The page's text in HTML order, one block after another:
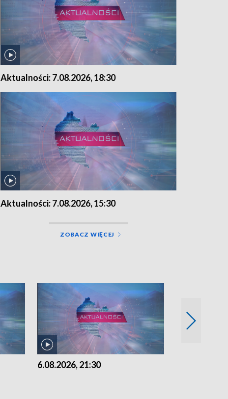
Aktualności: 7.08.2026, 18:30
Aktualności: 7.08.2026, 15:30
ZOBACZ WIĘCEJ
6.08.2026, 21:30